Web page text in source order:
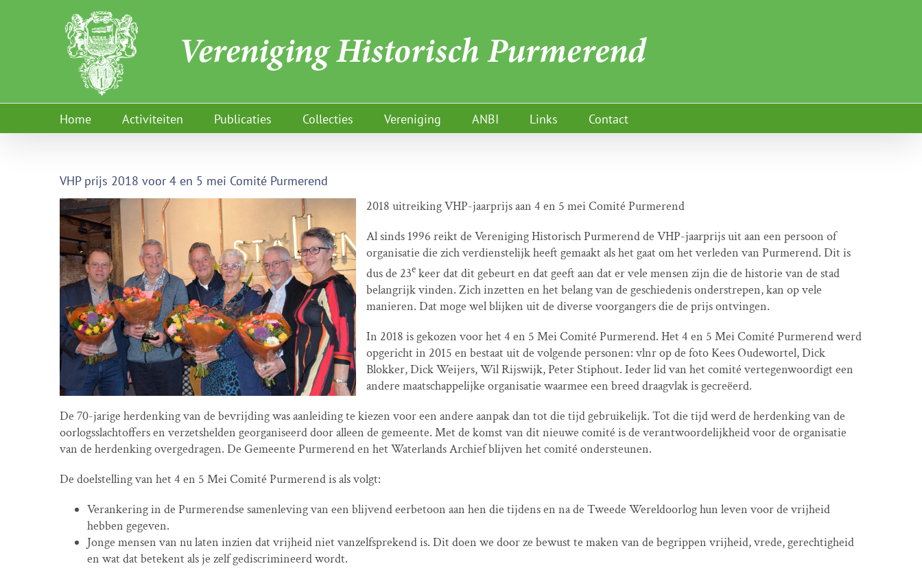
Home Activiteiten Publicaties Collecties Vereniging ANBI Links Contact
VHP prijs 2018 voor 4 en 5 mei Comité Purmerend
2018 uitreiking VHP-jaarprijs aan 4 en 5 mei Comité Purmerend
Al sinds 1996 reikt de Vereniging Historisch Purmerend de VHP-jaarprijs uit aan een persoon of
organisatie die zich verdienstelijk heeft gemaakt als het gaat om het verleden van Purmerend. Dit is
dus de 23e keer dat dit gebeurt en dat geeft aan dat er vele mensen zijn die de historie van de stad
belangrijk vinden. Zich inzetten en het belang van de geschiedenis onderstrepen, kan op vele
manieren. Dat moge wel blijken uit de diverse voorgangers die de prijs ontvingen.
In 2018 is gekozen voor het 4 en 5 Mei Comité Purmerend. Het 4 en 5 Mei Comité Purmerend werd
opgericht in 2015 en bestaat uit de volgende personen: vlnr op de foto Kees Oudewortel, Dick
Blokker, Dick Weijers, Wil Rijswijk, Peter Stiphout. Ieder lid van het comité vertegenwoordigt een
andere maatschappelijke organisatie waarmee een breed draagvlak is gecreëerd.
De 70-jarige herdenking van de bevrijding was aanleiding te kiezen voor een andere aanpak dan tot die tijd gebruikelijk. Tot die tijd werd de herdenking van de
oorlogsslachtoffers en verzetshelden georganiseerd door alleen de gemeente. Met de komst van dit nieuwe comité is de verantwoordelijkheid voor de organisatie
van de herdenking overgedragen. De Gemeente Purmerend en het Waterlands Archief blijven het comité ondersteunen.
De doelstelling van het 4 en 5 Mei Comité Purmerend is als volgt:
Verankering in de Purmerendse samenleving van een blijvend eerbetoon aan hen die tijdens en na de Tweede Wereldoorlog hun leven voor de vrijheid
hebben gegeven.
Jonge mensen van nu laten inzien dat vrijheid niet vanzelfsprekend is. Dit doen we door ze bewust te maken van de begrippen vrijheid, vrede, gerechtigheid
en wat dat betekent als je zelf gediscrimineerd wordt.